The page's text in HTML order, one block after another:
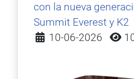
con la nueva
Summit Everest y K2
Detalles
10-06-2026